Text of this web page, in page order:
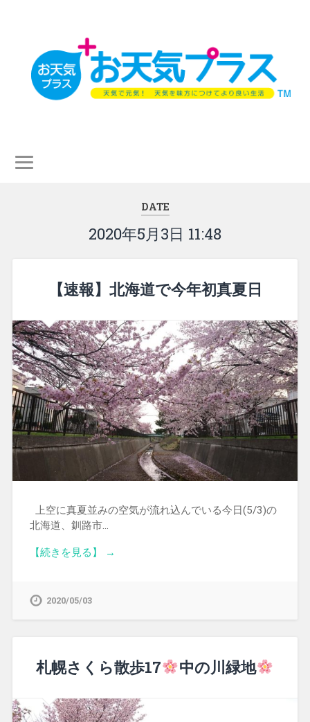
DATE
2020年5月3日 11:48
【速報】北海道で今年初真夏日
上空に真夏並みの空気が流れ込んでいる今日(5/3)の
北海道、釧路市…
【続きを見る】 →
2020/05/03
札幌さくら散歩17 中の川緑地